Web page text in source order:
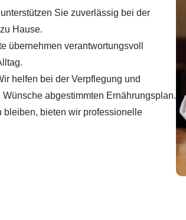
Sie zuverlässig bei der
Hause.
übernehmen verantwortungsvoll
helfen bei der Verpflegung und
abgestimmten Ernährungsplan.
bleiben, bieten wir professionelle